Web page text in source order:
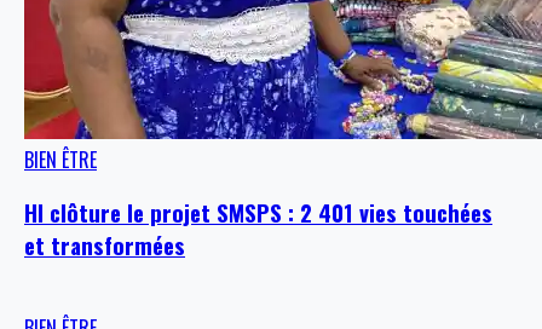
BIEN ÊTRE
HI clôture le projet SMSPS : 2 401 vies touchées
et transformées